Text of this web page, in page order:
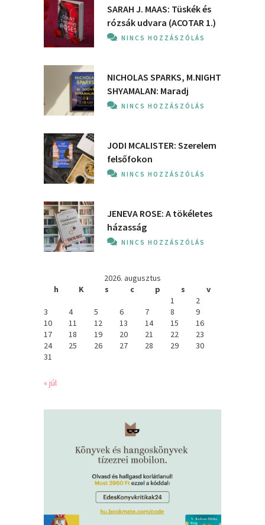
SARAH J. MAAS: Tüskék és
rózsák udvara (ACOTAR 1.)
NINCS HOZZÁSZÓLÁS
NICHOLAS SPARKS, M.NIGHT
SHYAMALAN: Maradj
NINCS HOZZÁSZÓLÁS
JODI MCALISTER: Szerelem
felsőfokon
NINCS HOZZÁSZÓLÁS
JENEVA ROSE: A ​tökéletes
házasság
NINCS HOZZÁSZÓLÁS
2026. augusztus
h
K s c p s
v
1
2
3
4 5 6 7 8
9
10
11 12 13 14 15
16
17
18 19 20 21 22
23
24
25 26 27 28 29
30
31
« júl